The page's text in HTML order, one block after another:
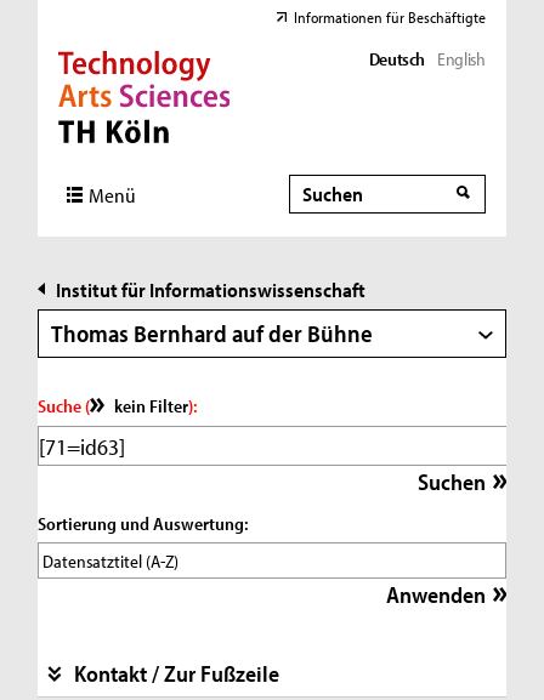
Direkt zur Hauptnavigation
Direkt zur Subnavigation
Direkt zum Inhalt
Direkt zum Fußbereich
Informationen für Beschäftigte
Deutsch English
Menü Suche
Suche
Institut für Informationswissenschaft
Thomas Bernhard auf der Bühne
Suche ( kein Filter):
Sortierung und Auswertung:
Kontakt / Zur Fußzeile